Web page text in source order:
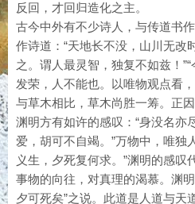
反回，才回归造化之主。
古今中外有不少诗人，与传道书
作诗道：“天地长不没，山川无改
之。谓人最灵智，独复不如兹！
发荣，人不能也。以唯物观点看
与草木相比，草木尚胜一筹。正
渊明方有如许的感叹：“身没名亦
爱，胡可不自竭。”万物中，唯独
义生，夕死复何求。”渊明的感叹
事物的向往，对真理的渴慕。渊
夕可死矣”之说。此道是人道与天